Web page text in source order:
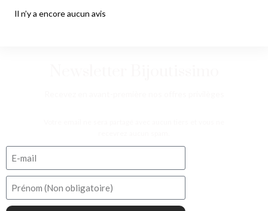
Il n’y a encore aucun avis